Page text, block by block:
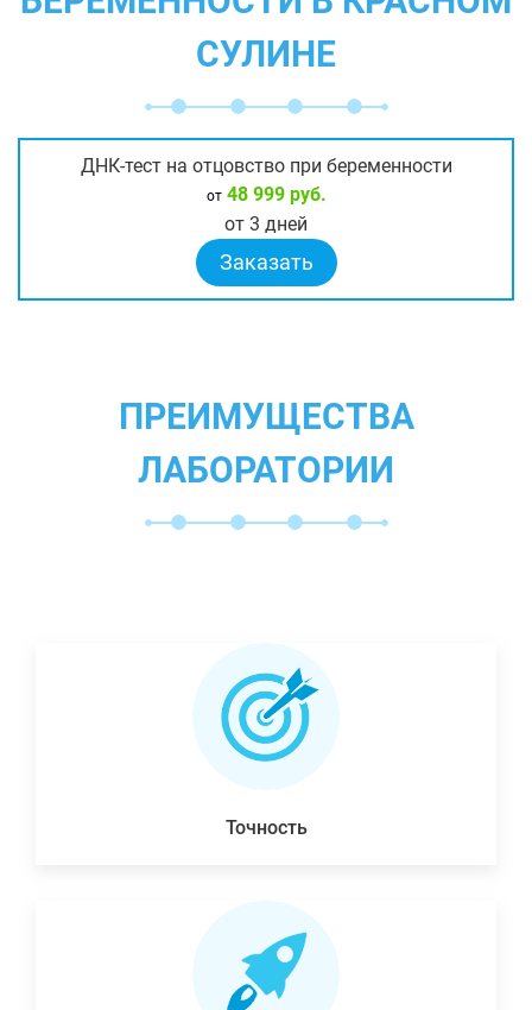
СУЛИНЕ
ДНК-тест на отцовство при беременности
от48 999 руб.
от 3 дней
Заказать
ПРЕИМУЩЕСТВА
ЛАБОРАТОРИИ
Точность